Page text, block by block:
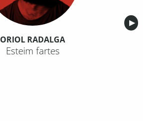
▶︎
ORIOL RADALGA
Esteim fartes